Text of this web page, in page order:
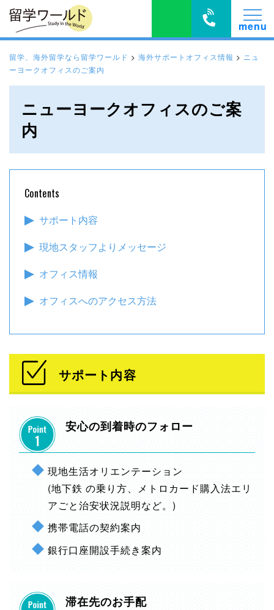
留学、海外留学なら留学ワールド > 海外サポートオフィス情報 > ニュ
ーヨークオフィスのご案内
ニューヨークオフィスのご案
内
Contents
サポート内容
現地スタッフよりメッセージ
オフィス情報
オフィスへのアクセス方法
サポート内容
安心の到着時のフォロー
現地生活オリエンテーション
(地下鉄 の乗り方、メトロカード購入法エリ
アごと治安状況説明など。)
携帯電話の契約案内
銀行口座開設手続き案内
滞在先のお手配